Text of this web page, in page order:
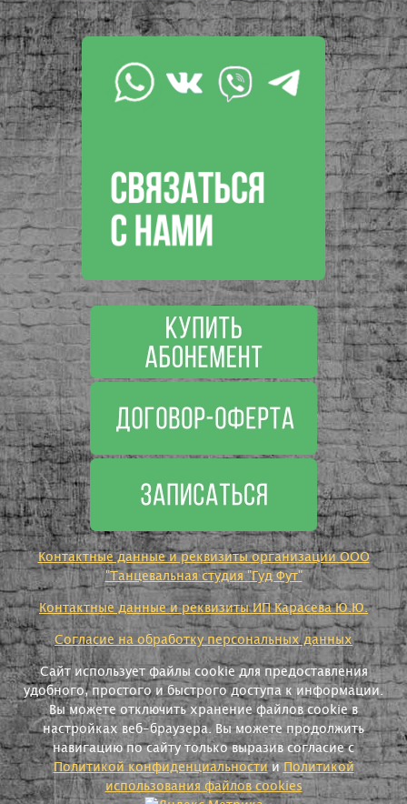
Контактные данные и реквизиты организации ООО
"Танцевальная студия "Гуд Фут"
Контактные данные и реквизиты ИП Карасева Ю.Ю.
Согласие на обработку персональных данных
Сайт использует файлы cookie для предоставления
удобного, простого и быстрого доступа к информации.
Вы можете отключить хранение файлов cookie в
настройках веб-браузера. Вы можете продолжить
навигацию по сайту только выразив согласие с
Политикой конфиденциальностии
Политикой
использования файлов cookies